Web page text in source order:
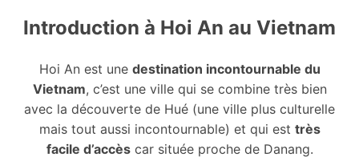
Introduction à Hoi An au Vietnam
Hoi An est une destination incontournable du
Vietnam, c’est une ville qui se combine très bien
avec la découverte de Hué (une ville plus culturelle
mais tout aussi incontournable) et qui est très
facile d’accèscar située proche de Danang.